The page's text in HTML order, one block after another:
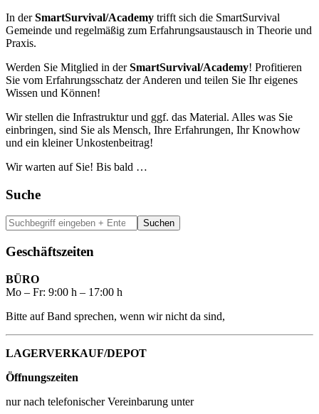
In derSmartSurvival/Academy trifft sich die SmartSurvival
Gemeinde und regelmäßig zum Erfahrungsaustausch in Theorie und
Praxis.
Werden Sie Mitglied in derSmartSurvival/Academy! Profitieren
Sie vom Erfahrungsschatz der Anderen und teilen Sie Ihr eigenes
Wissen und Können!
Wir stellen die Infrastruktur und ggf. das Material. Alles was Sie
einbringen, sind Sie als Mensch, Ihre Erfahrungen, Ihr Knowhow
und ein kleiner Unkostenbeitrag!
Wir warten auf Sie! Bis bald …
Haupt-
Sidebar
Suche
Suchbegriff
eingeben
+
Enter
Geschäftszeiten
BÜRO
Mo – Fr: 9:00 h – 17:00 h
Bitte auf Band sprechen, wenn wir nicht da sind,
LAGERVERKAUF/DEPOT
Öffnungszeiten
nur nach telefonischer Vereinbarung unter